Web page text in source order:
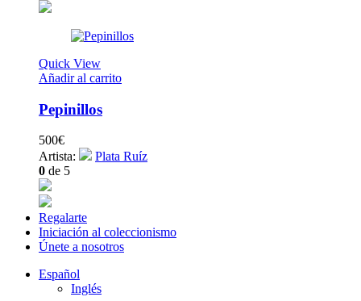
Quick View
Añadir al carrito
Pepinillos
500€
Artista:
Plata Ruíz
0 de 5
Regalarte
Iniciación al coleccionismo
Únete a nosotros
Español
Inglés